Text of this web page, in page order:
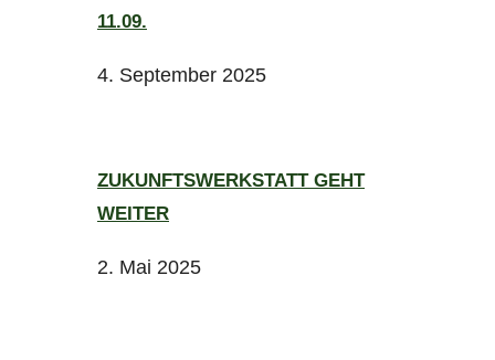
11.09.
4. September 2025
ZUKUNFTSWERKSTATT GEHT
WEITER
2. Mai 2025